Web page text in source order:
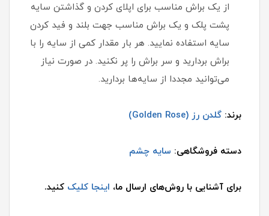
از یک براش مناسب برای اپلای کردن و گذاشتن سایه
پشت پلک و یک براش مناسب جهت بلند و فید کردن
سایه استفاده نمایید. هر بار مقدار کمی از سایه را با
براش بردارید و سر براش را پر نکنید. در صورت نیاز
می‌توانید مجددا از سایه‌ها بردارید.
برند: گلدن رز (Golden Rose)
دسته فروشگاهی: سایه چشم
برای آشنایی با روش‌های ارسال ما، اینجا کلیک کنید.